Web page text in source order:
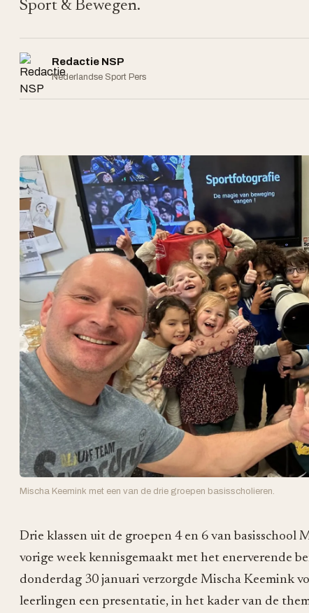
Sport & Bewegen.
Redactie NSP
Nederlandse Sport Pers
Mischa Keemink met een van de drie groepen basisscholieren.
Drie klassen uit de groepen 4 en 6 van
vorige week kennisgemaakt met het enerverende
donderdag 30 januari verzorgde Mischa Keemink
leerlingen een presentatie, in het kader van de